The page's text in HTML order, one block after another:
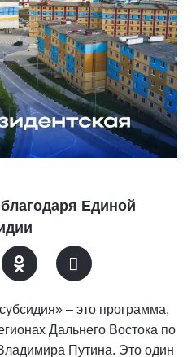
Единой
– это программа,
Дальнего Востока по
Путина. Это один